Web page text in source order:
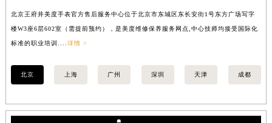
北京王府井美度手表官方售后服务中心位于北京市东城区东长安街1号东方广场写字
楼W3座6层602室（需提前预约），是美度维修保养服务网点,中心技师均接受国际化
标准的职业培训.... 详情 >
北京 上海 广州 深圳 天津 成都